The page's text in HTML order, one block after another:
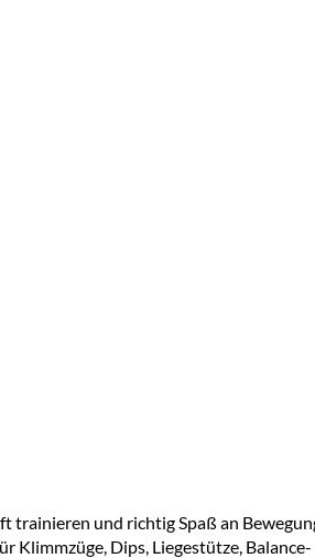
und richtig Spaß an
Dips, Liegestütze,